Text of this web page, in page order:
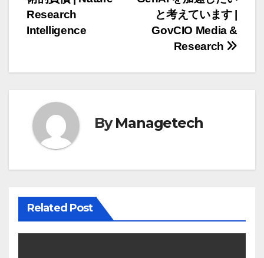
ナ
ゲ
シ
ョ
ン
と考えています |
GovCIO Media &
Research
Research
Intelligence
ByManagetech
Related Post